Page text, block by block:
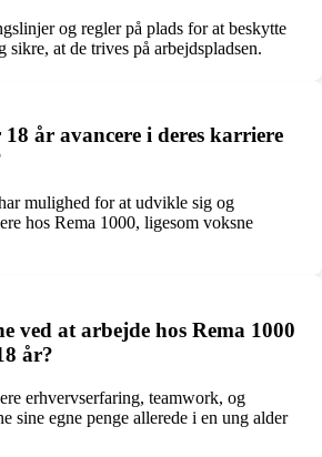
og regler på plads for at beskytte
sikre, at de trives på arbejdspladsen.
år avancere i deres karriere
mulighed for at udvikle sig og
hos Rema 1000, ligesom voksne
ved at arbejde hos Rema 1000
år?
erhvervserfaring, teamwork, og
sine egne penge allerede i en ung alder